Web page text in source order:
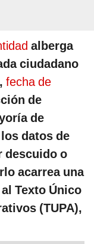
alberga
ciudadano
fecha de
de
de
datos de
descuido o
acarrea una
Texto Único
(TUPA),